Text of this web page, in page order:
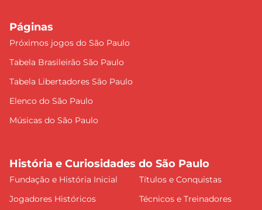
Páginas
Próximos jogos do São Paulo
Tabela Brasileirão São Paulo
Tabela Libertadores São Paulo
Elenco do São Paulo
Músicas do São Paulo
História e Curiosidades do São Paulo
Fundação e História Inicial
Títulos e Conquistas
Jogadores Históricos
Técnicos e Treinadores